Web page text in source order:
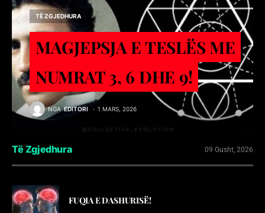
TË ZGJEDHURA
MAGJEPSJA E TESLËS ME
NUMRAT 3, 6 DHE 9!
NGA EDITORI 1 MARS, 2026
Të Zgjedhura 09 Gusht, 2026
FUQIA E DASHURISË!